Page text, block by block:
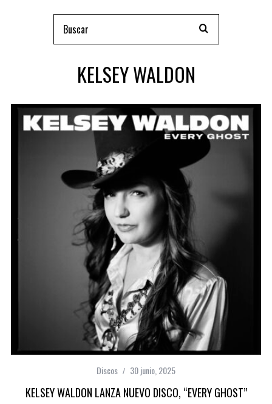
KELSEY WALDON
Discos 30 junio, 2025
KELSEY WALDON LANZA NUEVO DISCO, “EVERY GHOST”